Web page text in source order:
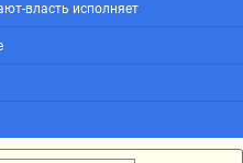
власть исполняет